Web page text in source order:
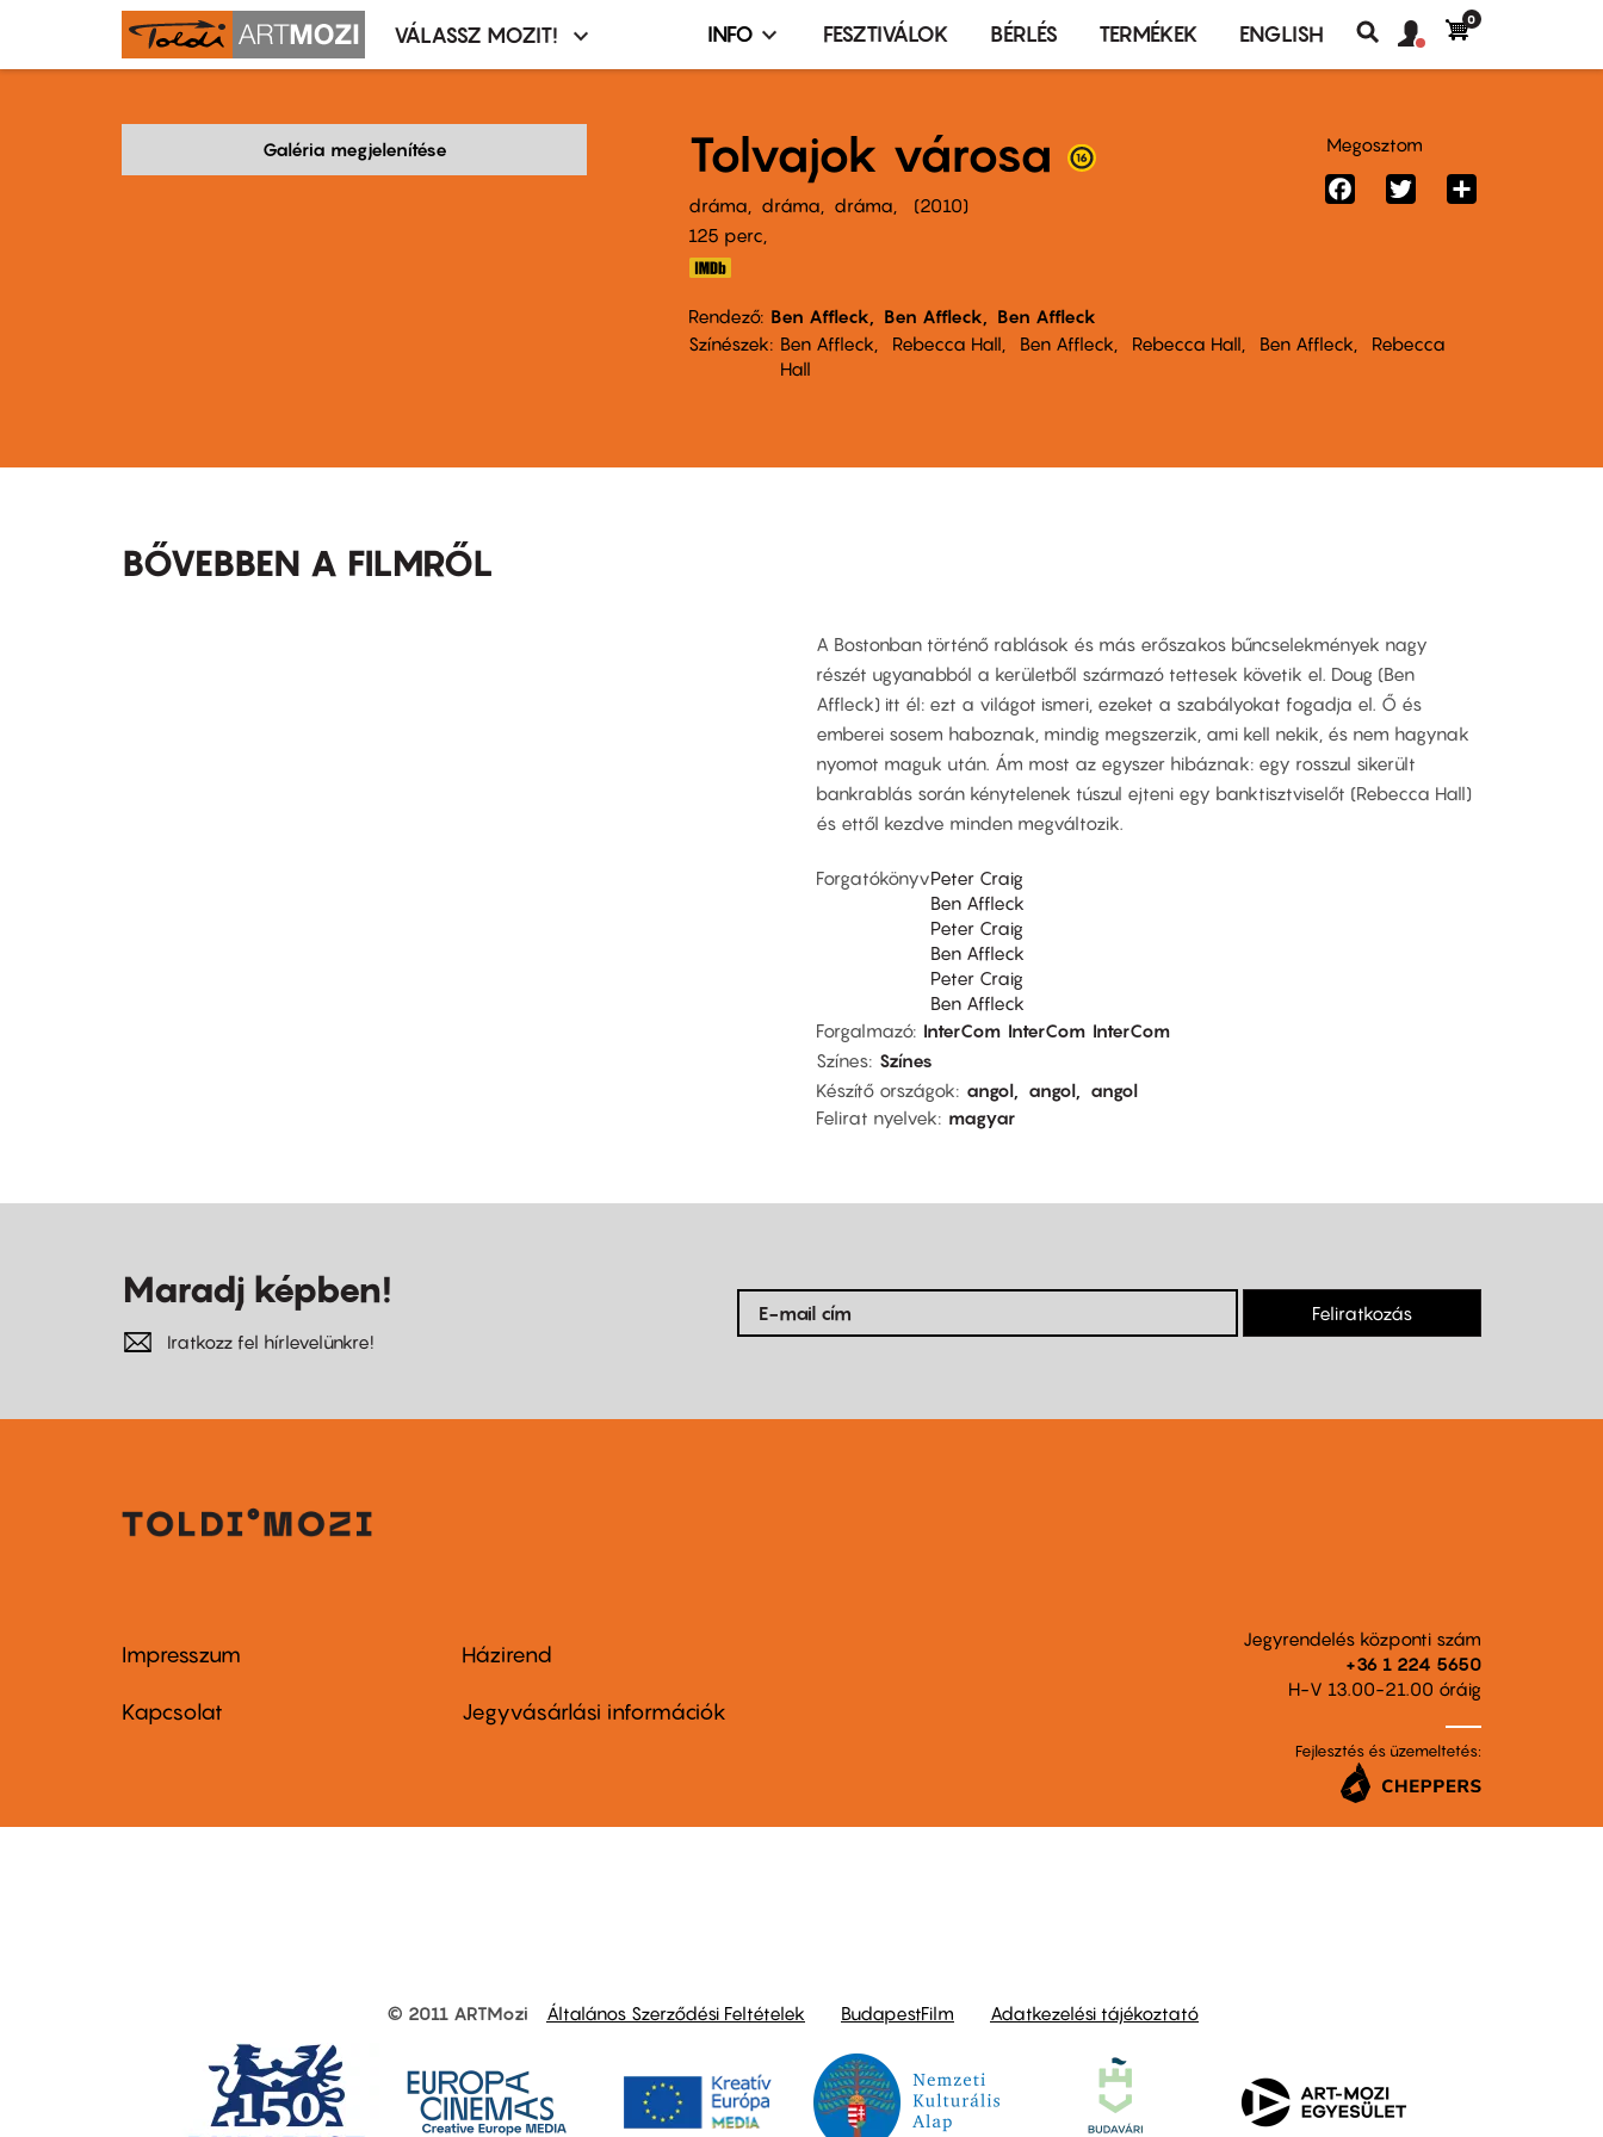
Moziválasztó
VÁLASSZ MOZIT!
Infó,
terembérlés
menü
INFO FESZTIVÁLOK BÉRLÉS TERMÉKEK ENGLISH
Keresés
fiók
Felhasználói
0
Galéria megjelenítése Tolvajok városa
dráma dráma dráma
2010
125 perc,
Rendező Ben Affleck Ben Affleck
Ben Affleck
Színészek
Ben Affleck Rebecca Hall Ben Affleck Rebecca Hall Ben Affleck
Rebecca
Hall
Megosztom
FacebookTwitter
BŐVEBBEN A FILMRŐL
A Bostonban történő rablások és más erőszakos bűncselekmények nagy
részét ugyanabból a kerületből származó tettesek követik el. Doug (Ben
Affleck) itt él: ezt a világot ismeri, ezeket a szabályokat fogadja el. Ő és
emberei sosem haboznak, mindig megszerzik, ami kell nekik, és nem hagynak
nyomot maguk után. Ám most az egyszer hibáznak: egy rosszul sikerült
bankrablás során kénytelenek túszul ejteni egy banktisztviselőt (Rebecca Hall)
és ettől kezdve minden megváltozik.
ForgatókönyvPeter Craig
Ben Affleck
Peter Craig
Ben Affleck
Peter Craig
Ben Affleck
Forgalmazó InterCom InterCom InterCom
Színes Színes
Készítő országok
angol angol
angol
Felirat nyelvek
magyar
Maradj képben!
Iratkozz fel hírlevelünkre!
Feliratkozás
Footer
menu
Impresszum
Kapcsolat
Footer
menu
Házirend
Jegyvásárlási információk
Jegyrendelés központi szám
+36 1 224 5650
H-V 13.00-21.00 óráig
Fejlesztés és üzemeltetés:
other
© 2011 ARTMozi Általános Szerződési Feltételek BudapestFilm Adatkezelési tájékoztató